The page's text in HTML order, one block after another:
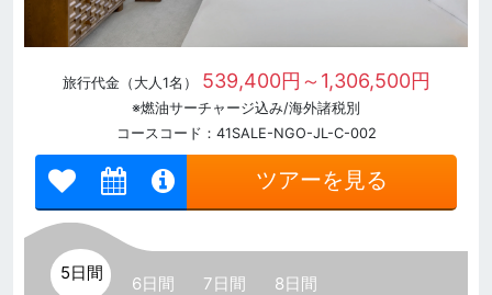
旅行代金（大人1名） 539,400円～1,306,500円
※燃油サーチャージ込み/海外諸税別
コースコード：41SALE-NGO-JL-C-002
ツアーを見る
5日間
6日間 7日間 8日間